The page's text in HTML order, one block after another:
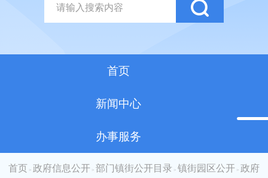
首页
新闻中心
办事服务
首页 > 政府信息公开 > 部门镇街公开目录 >镇街园区公开 > 政府